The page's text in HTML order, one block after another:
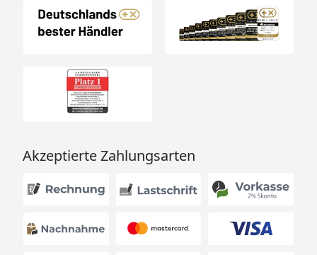
Akzeptierte Zahlungsarten